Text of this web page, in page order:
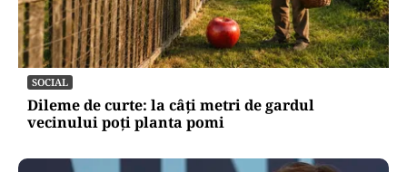
SOCIAL
Dileme de curte: la câți metri de gardul
vecinului poți planta pomi